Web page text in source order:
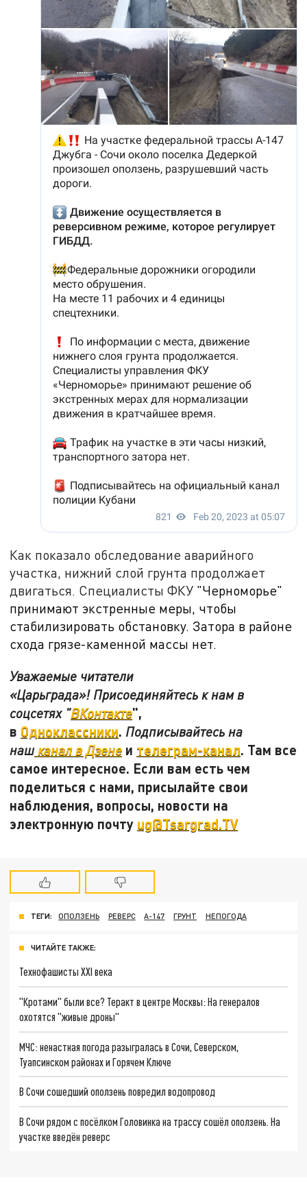
Как показало обследование аварийного
участка, нижний слой грунта продолжает
двигаться. Специалисты ФКУ "Черноморье"
принимают экстренные меры, чтобы
стабилизировать обстановку. Затора в районе
схода грязе-каменной массы нет.
Уважаемые читатели
«Царьграда»! Присоединяйтесь к нам в
соцсетях "ВКонтакте",
в Одноклассники. Подписывайтесь на
наш канал в Дзене и телеграм-канал. Там все
самое интересное. Если вам есть чем
поделиться с нами, присылайте свои
наблюдения, вопросы, новости на
электронную почту ug@Tsargrad.TV
ТЕГИ: ОПОЛЗЕНЬ РЕВЕРС А-147 ГРУНТ НЕПОГОДА
ЧИТАЙТЕ ТАКЖЕ:
Технофашисты XXI века
"Кротами" были все? Теракт в центре Москвы: На генералов
охотятся "живые дроны"
МЧС: ненастная погода разыгралась в Сочи, Северском,
Туапсинском районах и Горячем Ключе
В Сочи сошедший оползень повредил водопровод
В Сочи рядом с посёлком Головинка на трассу сошёл оползень. На
участке введён реверс